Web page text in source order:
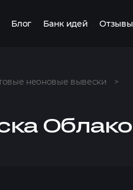
Блог Банк идей Отзывы
неоновые вывески
>
Облако